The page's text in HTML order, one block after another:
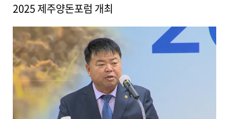
기
목
작
성
일
2025 제주양돈포럼 개최